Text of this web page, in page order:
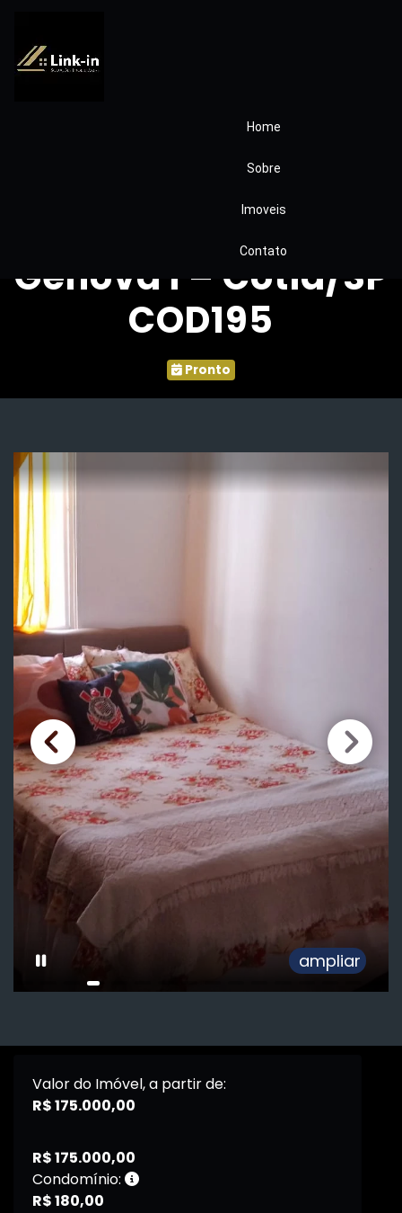
Home
Sobre
Imoveis
Contato
Casa Térrea à
Venda no
Condomínio Villa
Genova I – Cotia/SP
COD195
Pronto
ampliar
Valor do Imóvel, a partir de:
R$ 175.000,00
R$ 175.000,00
Condomínio:
R$ 180,00